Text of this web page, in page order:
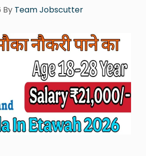
By Team Jobscutter